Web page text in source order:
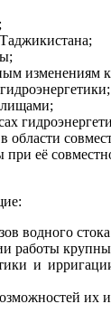
изменениям
её
водного
работы
и
их